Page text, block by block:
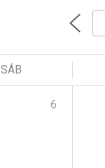
SÁB
6